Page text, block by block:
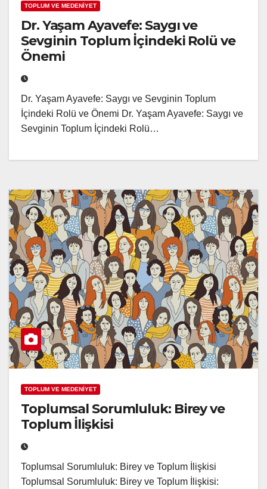
TOPLUM VE MEDENİYET
Dr. Yaşam Ayavefe: Saygı ve
Sevginin Toplum İçindeki Rolü ve
Önemi
Dr. Yaşam Ayavefe: Saygı ve Sevginin Toplum
İçindeki Rolü ve Önemi Dr. Yaşam Ayavefe: Saygı ve
Sevginin Toplum İçindeki Rolü…
TOPLUM VE MEDENİYET
Toplumsal Sorumluluk: Birey ve
Toplum İlişkisi
Toplumsal Sorumluluk: Birey ve Toplum İlişkisi
Toplumsal Sorumluluk: Birey ve Toplum İlişkisi: